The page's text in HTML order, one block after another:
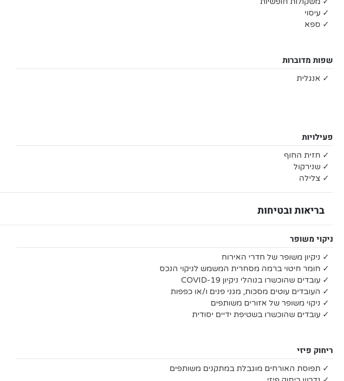
✓ עיסוי
✓ ספא
שפות מדוברות
✓ אנגלית
פעילויות
✓ חזית החוף
✓ שנירקול
✓ צלילה
בריאות ובטיחות
ניקוי משופר
✓ ניקיון משופר של חדרי האירוח
✓ חומר חיטוי ברמה מסחרית המשמש לניקוי הנכס
✓ עובדים שהוכשרו בנוהלי ניקיון COVID-19
✓ העובדים עוטים מסכות, מגני פנים ו/או כפפות
✓ ניקוי משופר של אזורים משותפים
✓ עובדים שהוכשרו בשטיפת ידיים יסודית
ריחוק פיזי
✓ תפוסת האורחים מוגבלת במתקנים משותפים